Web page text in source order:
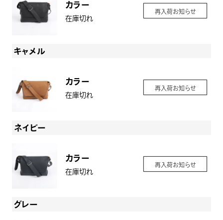
カラー
在庫切れ
再入荷お知らせ
キャメル
カラー
在庫切れ
再入荷お知らせ
ネイビー
カラー
在庫切れ
再入荷お知らせ
グレー